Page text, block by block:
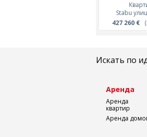
Stabu
427 260 €
Искать по
Аренда
Аренда
квартир
Аренда